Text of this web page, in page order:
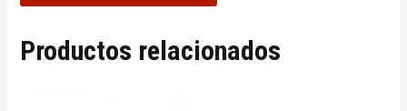
Productos relacionados